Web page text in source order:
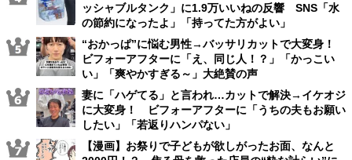
ッシャブルタンク」に1.9万いいねの反響 SNS「水
の節約になったよ」「持ってた方がよい」
“おかっぱ”に悩む男性→バッサリカットで大変身！
ビフォーアフターに「え、同じ人！？」「かっこい
い」「爽やかすぎる～」大絶賛の声
妻に「ハゲてる」と言われ…カットで解決→イケオジ
に大変身！ ビフォーアフターに「うちの夫もお願い
したい」「若返りハンパない」
【漫画】お祭りで子どもが欲しがったお面、なんと